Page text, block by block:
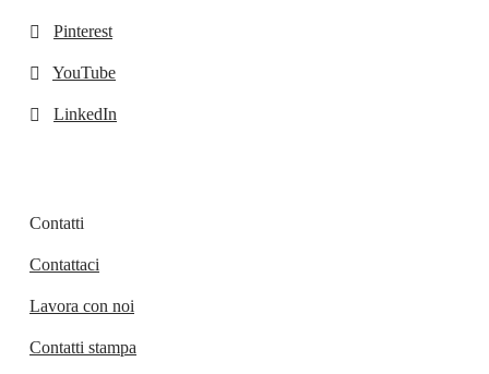
Pinterest
YouTube
LinkedIn
Contatti
Contattaci
Lavora con noi
Contatti stampa